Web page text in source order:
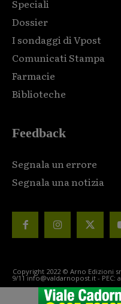
Speciali
Dossier
I sondaggi di Vpost
Comunicati Stampa
Farmacie
Biblioteche
Feedback
Segnala un errore
Segnala una notizia
Copyright 2022 © Arno Edizioni
9/11 info@valdarnopost.it - PEC: